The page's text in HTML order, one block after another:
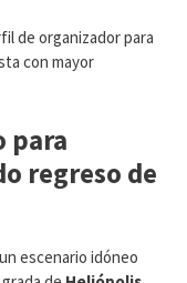
de organizador para
con mayor
para
regreso de
escenario idóneo